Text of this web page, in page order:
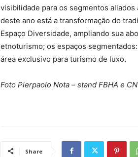
visibilidade para os segmentos
deste ano está a transformação do
Espaço Diversidade, ampliando sua
etnoturismo; os espaços
área exclusivo para turismo de luxo.
Foto Pierpaolo Nota – stand FBHA e
Share